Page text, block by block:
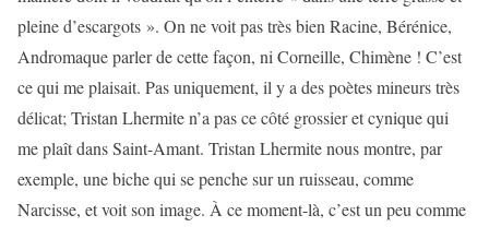
pleine d’escargots ». On ne voit pas très bien Racine, Bérénice,
Andromaque parler de cette façon, ni Corneille, Chimène ! C’est
ce qui me plaisait. Pas uniquement, il y a des poètes mineurs très
délicat; Tristan Lhermite n’a pas ce côté grossier et cynique qui
me plaît dans Saint-Amant. Tristan Lhermite nous montre, par
exemple, une biche qui se penche sur un ruisseau, comme
Narcisse, et voit son image. À ce moment-là, c’est un peu comme